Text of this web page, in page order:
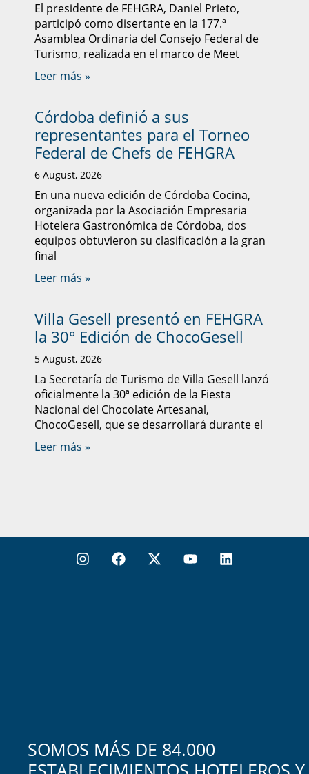
El presidente de FEHGRA, Daniel Prieto,
participó como disertante en la 177.ª
Asamblea Ordinaria del Consejo Federal de
Turismo, realizada en el marco de Meet
Leer más »
Córdoba definió a sus
representantes para el Torneo
Federal de Chefs de FEHGRA
6 August, 2026
En una nueva edición de Córdoba Cocina,
organizada por la Asociación Empresaria
Hotelera Gastronómica de Córdoba, dos
equipos obtuvieron su clasificación a la gran
final
Leer más »
Villa Gesell presentó en FEHGRA
la 30° Edición de ChocoGesell
5 August, 2026
La Secretaría de Turismo de Villa Gesell lanzó
oficialmente la 30ª edición de la Fiesta
Nacional del Chocolate Artesanal,
ChocoGesell, que se desarrollará durante el
Leer más »
SOMOS MÁS DE 84.000